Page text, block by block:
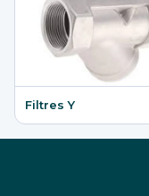
Filtres Y